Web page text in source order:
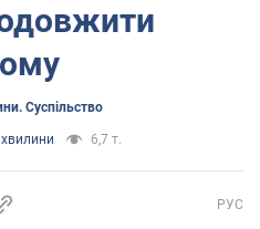
Суспільство
6,7 т.
РУС